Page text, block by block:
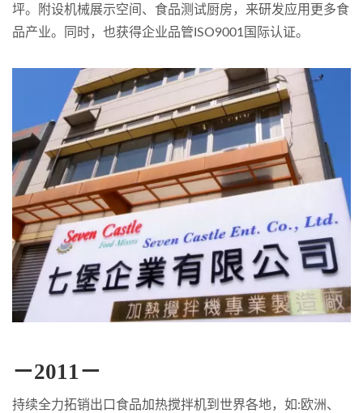
坪。附设机械展示空间、食品测试厨房，来研发应用更多食
品产业。同时，也获得企业品管ISO9001国际认证。
－2011－
持续全力拓销出口食品加热搅拌机到世界各地，如:欧洲、